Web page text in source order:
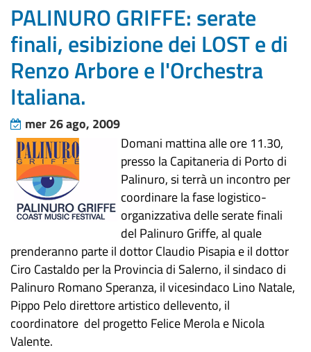
PALINURO GRIFFE: serate
finali, esibizione dei LOST e di
Renzo Arbore e l'Orchestra
Italiana.
mer 26 ago, 2009
Domani mattina alle ore 11.30,
presso la Capitaneria di Porto di
Palinuro, si terrà un incontro per
coordinare la fase logistico-
organizzativa delle serate finali
del Palinuro Griffe, al quale
prenderanno parte il dottor Claudio Pisapia e il dottor
Ciro Castaldo per la Provincia di Salerno, il sindaco di
Palinuro Romano Speranza, il vicesindaco Lino Natale,
Pippo Pelo direttore artistico dellevento, il
coordinatore del progetto Felice Merola e Nicola
Valente.